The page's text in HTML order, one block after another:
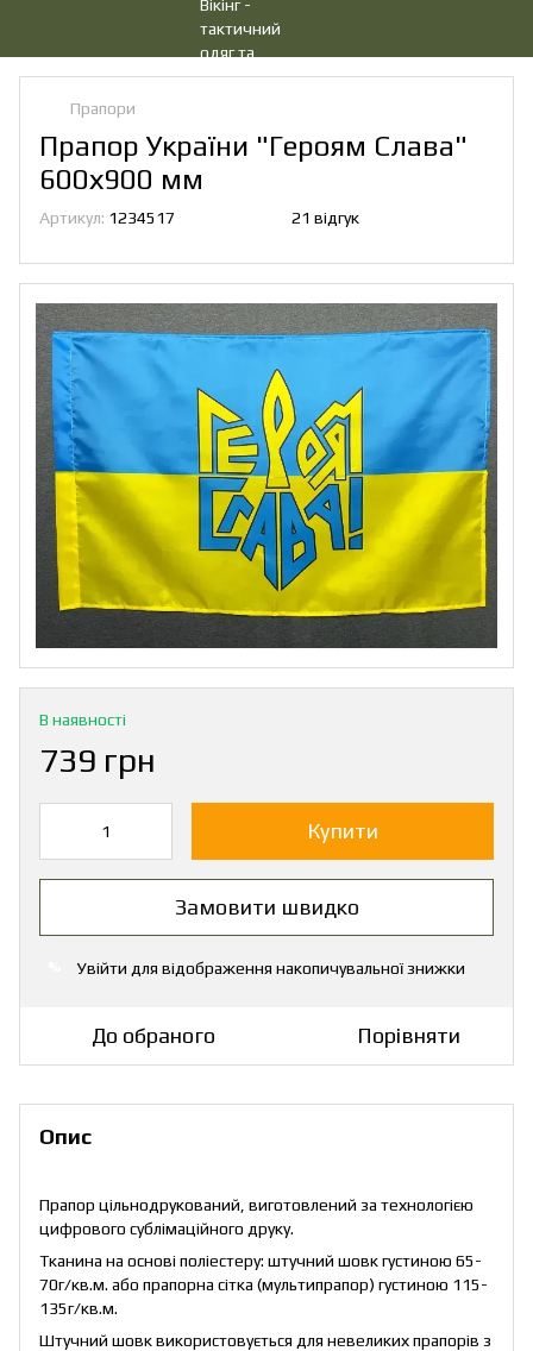
Прапори
Прапор України "Героям Слава"
600х900 мм
Артикул: 1234517 21 відгук
В наявності
739 грн
Купити
Замовити швидко
Увійти для відображення накопичувальної знижки
До обраного Порівняти
Опис
Прапор цільнодрукований, виготовлений за технологією
цифрового сублімаційного друку.
Тканина на основі поліестеру: штучний шовк густиною 65-
70г/кв.м. або прапорна сітка (мультипрапор) густиною 115-
135г/кв.м.
Штучний шовк використовується для невеликих прапорів з